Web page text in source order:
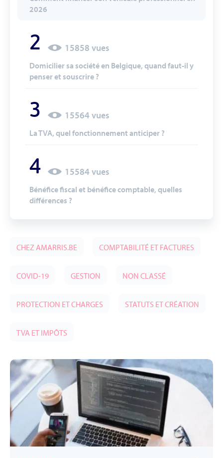
2026
2 15858 vues
Domicilier sa société en Belgique, quand faut-il y
penser et souscrire ?
3 15564 vues
La TVA, quel fonctionnement anticiper ?
4 15584 vues
Bénéfice fiscal et bénéfice comptable, quelles
différences ?
CHEZ AMARRIS.BE COMPTABILITÉ ET FACTURES
COVID-19 GESTION NON CLASSÉ
PROTECTION ET CHARGES STATUTS ET CRÉATION
TVA ET IMPÔTS